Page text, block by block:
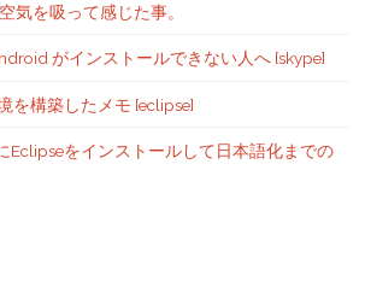
気を吸って感じた事。
がインストールできない人へ [skype]
を構築したメモ [eclipse]
Eclipseをインストールして日本語化までの